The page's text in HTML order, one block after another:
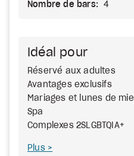
Nombre de bars:
4
Idéal pour
Réservé aux adultes
Avantages exclusifs
Mariages et lunes de miel
Spa
Complexes 2SLGBTQIA+
Plus